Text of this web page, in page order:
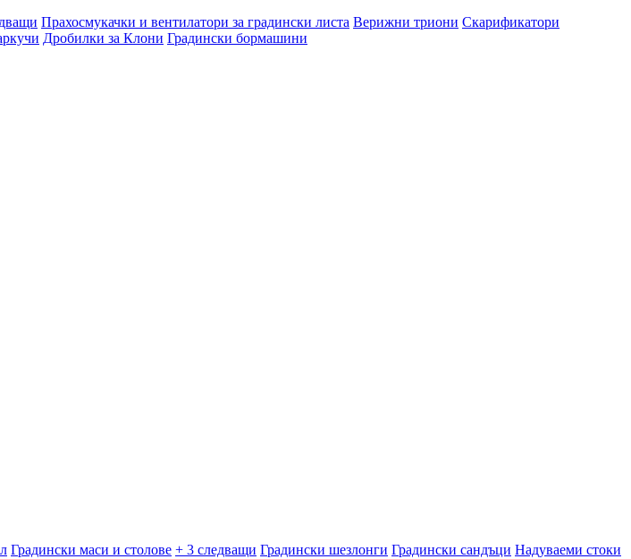
Прахосмукачки и вентилатори за градински листа Верижни триони Скарификатори
Дробилки за Клони Градински бормашини
Градински маси и столове + 3 следващи Градински шезлонги Градински сандъци Надуваеми стоки